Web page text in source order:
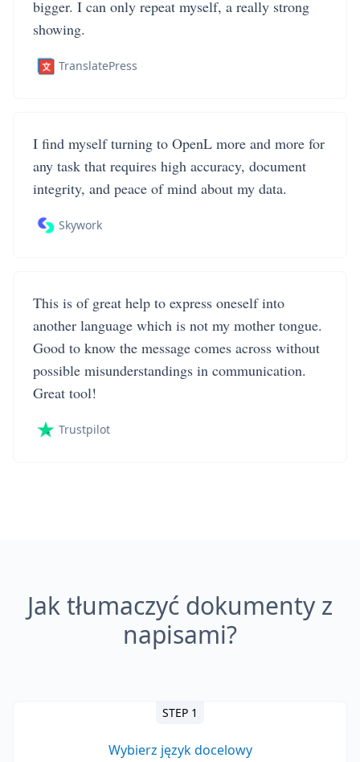
bigger. I can only repeat myself, a really strong
showing.
TranslatePress
I find myself turning to OpenL more and more for
any task that requires high accuracy, document
integrity, and peace of mind about my data.
Skywork
This is of great help to express oneself into
another language which is not my mother tongue.
Good to know the message comes across without
possible misunderstandings in communication.
Great tool!
Trustpilot
Jak tłumaczyć dokumenty z
napisami?
STEP 1
Wybierz język docelowy